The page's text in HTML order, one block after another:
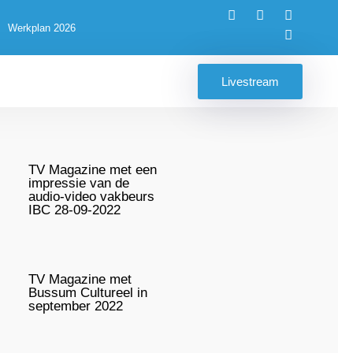
Werkplan 2026
Livestream
TV Magazine met een
impressie van de
audio-video vakbeurs
IBC 28-09-2022
TV Magazine met
Bussum Cultureel in
september 2022